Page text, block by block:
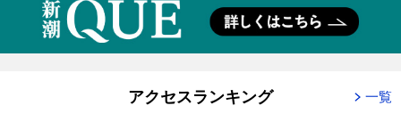
アクセスランキング 一覧